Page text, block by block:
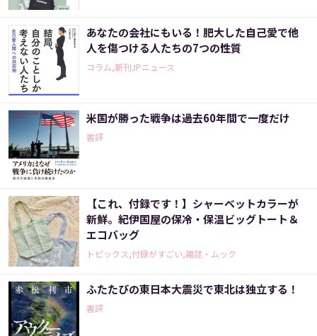
あなたの会社にもいる！肥大した自己愛で他
人を傷つける人たちの7つの性質
コラム,新刊JPニュース
米国が勝った戦争は過去60年間で一度だけ
書評
【これ、付録です！】シャーベットカラーが
新鮮。紀伊国屋の保冷・保温ビッグトート＆
エコバッグ
トピックス,付録がすごい,雑誌・ムック
ふたたびの東日本大震災で東北は独立する！
書評